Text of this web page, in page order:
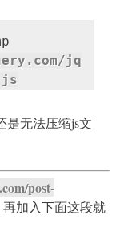
jq
是无法压缩js文
post-
加入下面这段就